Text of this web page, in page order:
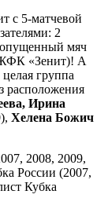
с 5-матчевой
2
мяч
ЖФК «Зенит)! А
группа
расположения
Ирина
Хелена Божич
2008, 2009,
России (2007,
Кубка